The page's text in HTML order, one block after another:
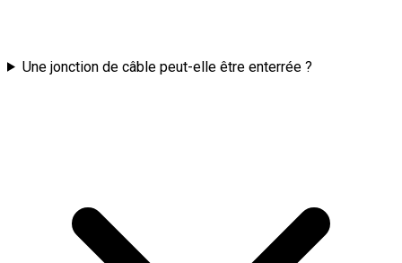
Une jonction de câble peut-elle être enterrée ?